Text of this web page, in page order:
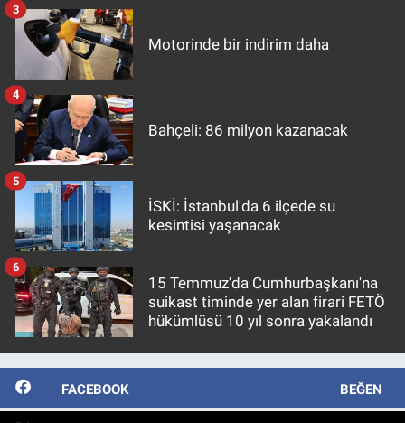
Motorinde bir indirim daha
3
Bahçeli: 86 milyon kazanacak
4
İSKİ: İstanbul'da 6 ilçede su
kesintisi yaşanacak
5
15 Temmuz'da Cumhurbaşkanı'na
suikast timinde yer alan firari FETÖ
hükümlüsü 10 yıl sonra yakalandı
6
FACEBOOK BEĞEN